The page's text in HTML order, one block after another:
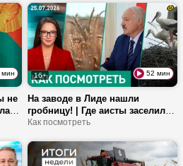
Нацыянальны гандлёвы дом»?
мин
не
16+ 52 мин
На заводе в Лиде нашли
гробницу! | Где аисты заселили
целую деревню? | Как не купить
Как посмотреть